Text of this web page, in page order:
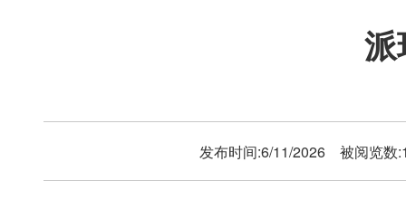
派
发布时间:6/11/2026 被阅览数